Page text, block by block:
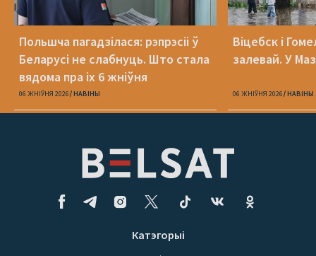
Польшча пагадзілася: рэпрэсіі ў
Беларусі не слабнуць. Што стала
вядома пра іх 6 жніўня
06 ЖНІЎНЯ 2026 НАВІНЫ
Віцебск і
залевай. У
06 ЖНІЎНЯ 2026 НАВІНЫ
Катэгорыі